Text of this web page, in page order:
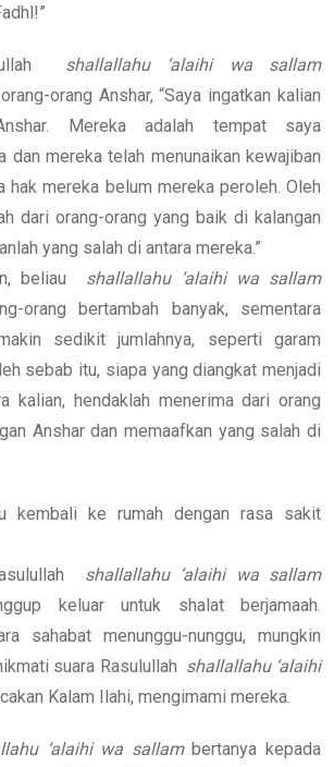
shallallahu ‘alaihi wa sallam
orang Anshar, “Saya ingatkan kalian
Mereka adalah tempat saya
dan mereka telah menunaikan kewajiban
hak mereka belum mereka peroleh. Oleh
dari orang-orang yang baik di kalangan
yang salah di antara mereka.”
beliau
shallallahu ‘alaihi wa sallam
orang bertambah banyak, sementara
sedikit jumlahnya, seperti garam
sebab itu, siapa yang diangkat menjadi
kalian, hendaklah menerima dari orang
Anshar dan memaafkan yang salah di
kembali ke rumah dengan rasa sakit
shallallahu ‘alaihi wa sallam
keluar untuk shalat berjamaah.
sahabat menunggu-nunggu, mungkin
suara Rasulullah shallallahu ‘alaihi
Kalam Ilahi, mengimami mereka.
‘alaihi wa sallambertanya kepada